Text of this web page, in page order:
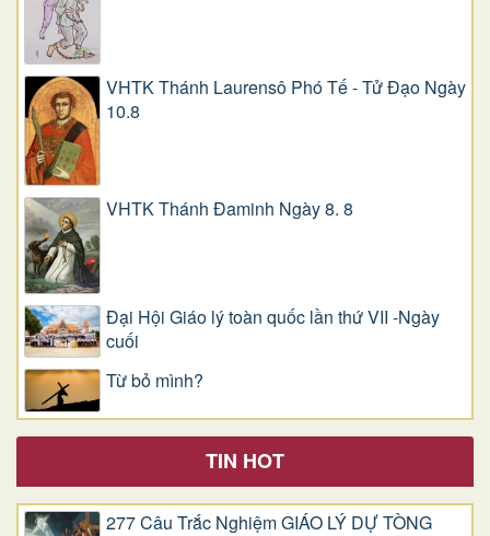
VHTK Thánh Laurensô Phó Tế - Tử Đạo Ngày
10.8
VHTK Thánh Đaminh Ngày 8. 8
Đại Hội Giáo lý toàn quốc lần thứ VII -Ngày
cuối
Từ bỏ mình?
TIN HOT
277 Câu Trắc Nghiệm GIÁO LÝ DỰ TÒNG